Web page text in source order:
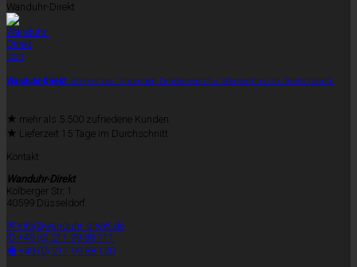
Wanduhr-Direkt
Wanduhr-Direktist einer der führenden Druckereien für Werbeuhren in Deutschland.
★ mehr als 5.500 zufriedene Kunden
★ Lieferzeit 15 Tage im Durchschnitt
Kontakt
Wanduhr-Direkt
Kolberger Str. 1
40599 Düsseldorf
✉ info@wanduhr-direkt.de
✆ +49 (0) 211 99 88 111
🖷 +49 (0) 211 99 88 120